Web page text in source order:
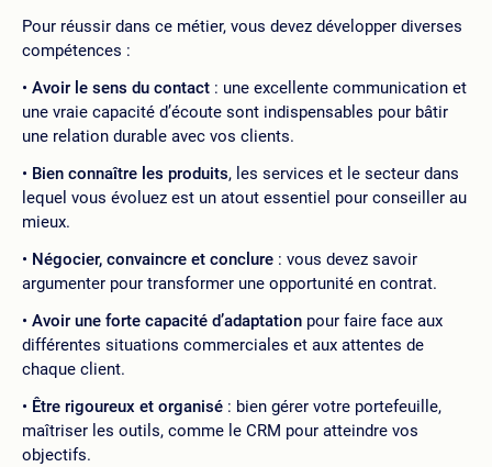
Pour réussir dans ce métier, vous devez développer diverses
compétences :
Avoir le sens du contact : une excellente communication et
une vraie capacité d’écoute sont indispensables pour bâtir
une relation durable avec vos clients.
Bien connaître les produits, les services et le secteur dans
lequel vous évoluez est un atout essentiel pour conseiller au
mieux.
Négocier, convaincre et conclure : vous devez savoir
argumenter pour transformer une opportunité en contrat.
Avoir une forte capacité d’adaptation pour faire face aux
différentes situations commerciales et aux attentes de
chaque client.
Être rigoureux et organisé : bien gérer votre portefeuille,
maîtriser les outils, comme le CRM pour atteindre vos
objectifs.